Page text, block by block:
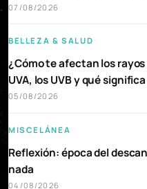
07/08/2026
BELLEZA & SALUD
¿Cómo te afectan los
UVA, los UVB y qué
05/08/2026
MISCELÁNEA
Reflexión: época del
nada
04/08/2026